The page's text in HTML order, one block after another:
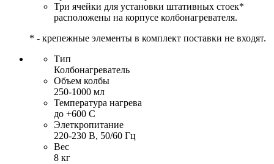
Три ячейки для установки штативных стоек*
расположены на корпусе колбонагревателя.
* - крепежные элементы в комплект поставки не входят.
Тип
Колбонагреватель
Объем колбы
250-1000 мл
Температура нагрева
до +600 С
Элеткропитание
220-230 В, 50/60 Гц
Вес
8 кг